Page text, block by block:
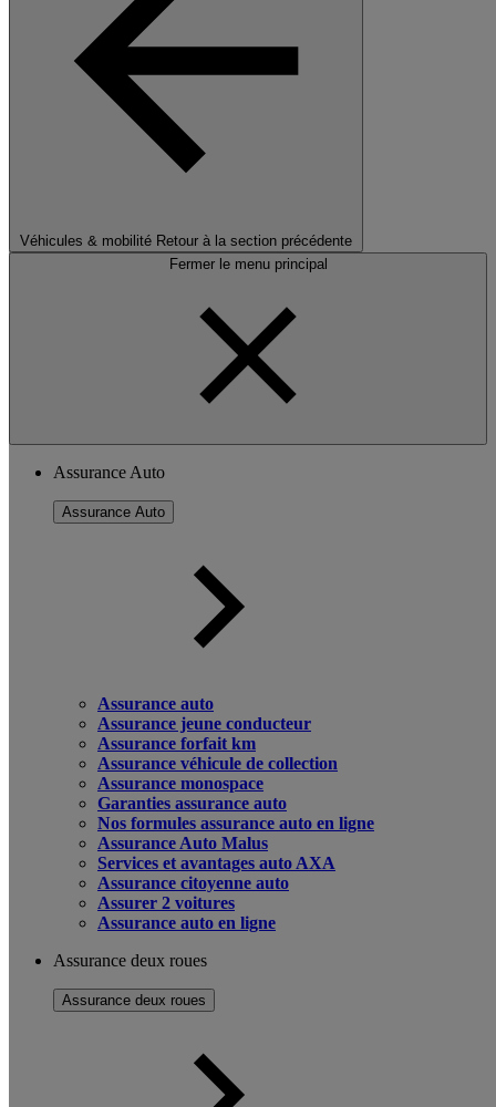
Véhicules & mobilité Retour à la section précédente
Fermer le menu principal
Assurance Auto
Assurance Auto
Assurance auto
Assurance jeune conducteur
Assurance forfait km
Assurance véhicule de collection
Assurance monospace
Garanties assurance auto
Nos formules assurance auto en ligne
Assurance Auto Malus
Services et avantages auto AXA
Assurance citoyenne auto
Assurer 2 voitures
Assurance auto en ligne
Assurance deux roues
Assurance deux roues